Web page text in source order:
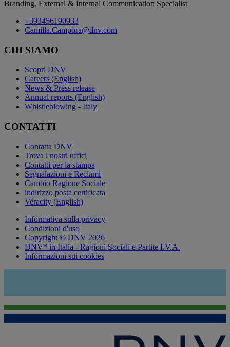
Branding, External & Internal Communication Specialist
+393456190933
Camilla.Campora@dnv.com
CHI SIAMO
Scopri DNV
Careers (English)
News & Press release
Annual reports (English)
Whistleblowing - Italy
CONTATTI
Contatta DNV
Trova i nostri uffici
Contatti per la stampa
Segnalazioni e Reclami
Cambio Ragione Sociale
indirizzo posta certificata
Veracity (English)
Informativa sulla privacy
Condizioni d'uso
Copyright © DNV 2026
DNV* in Italia - Ragioni Sociali e Partite I.V.A.
Informazioni sui cookies